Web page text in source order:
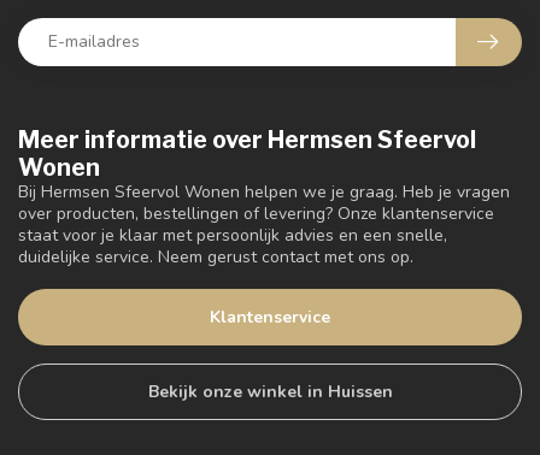
Meer informatie over Hermsen Sfeervol
Wonen
Bij Hermsen Sfeervol Wonen helpen we je graag. Heb je vragen
over producten, bestellingen of levering? Onze klantenservice
staat voor je klaar met persoonlijk advies en een snelle,
duidelijke service. Neem gerust contact met ons op.
Klantenservice
Bekijk onze winkel in Huissen